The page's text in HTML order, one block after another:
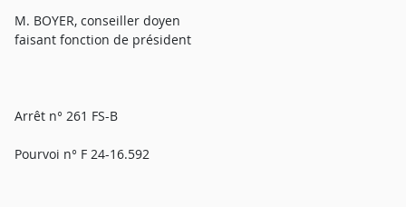
M. BOYER, conseiller doyen
faisant fonction de président
Arrêt n° 261 FS-B
Pourvoi n° F 24-16.592